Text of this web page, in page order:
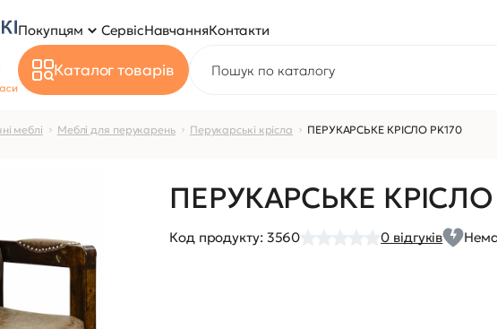
Покупцям СервісНавчанняКонтакти
Каталог товарів
меблі Меблі для перукарень Перукарські крісла ПЕРУКАРСЬКЕ КРІСЛО PK170
ПЕРУКАРСЬКЕ КРІСЛО
Код продукту: 3560 0 відгуків